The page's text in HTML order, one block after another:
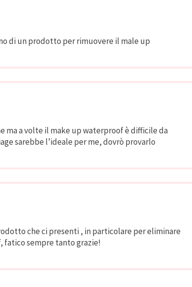
di un prodotto per rimuovere il male up
ma a volte il make up waterproof è difficile da
sarebbe l’ideale per me, dovrò provarlo
che ci presenti , in particolare per eliminare
fatico sempre tanto grazie!